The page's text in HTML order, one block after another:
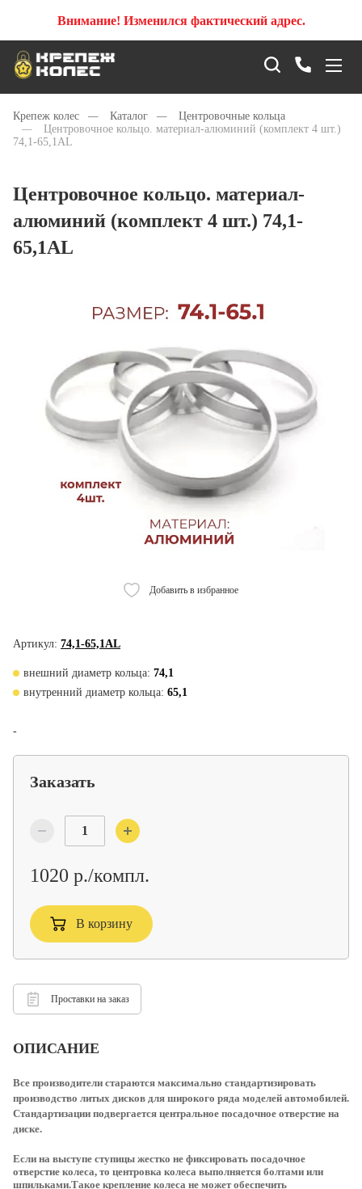
Внимание! Изменился фактический адрес.
Крепеж колес — Каталог —
Центровочные кольца
—
Центровочное кольцо. материал-алюминий (комплект 4 шт.)
74,1-65,1AL
Центровочное кольцо. материал-
алюминий (комплект 4 шт.) 74,1-
65,1AL
Добавить в избранное
Артикул: 74,1-65,1AL
внешний диаметр кольца: 74,1
внутренний диаметр кольца: 65,1
-
Заказать
1020 р./компл.
В корзину
Проставки на заказ
ОПИСАНИЕ
Все производители стараются максимально стандартизировать
производство литых дисков для широкого ряда моделей автомобилей.
Стандартизации подвергается центральное посадочное отверстие на
диске.
Если на выступе ступицы жестко не фиксировать посадочное
отверстие колеса, то центровка колеса выполняется болтами или
шпильками.Такое крепление колеса не может обеспечить